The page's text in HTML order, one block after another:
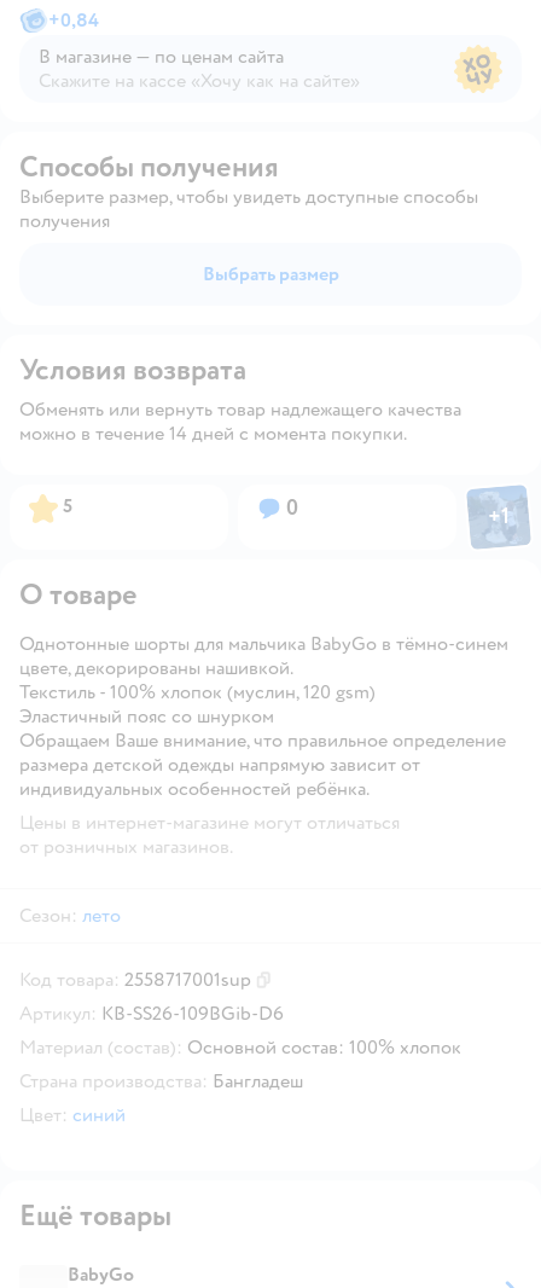
+0,84
В магазине — по ценам сайта
Скажите на кассе «Хочу как на сайте»
Способы получения
Выберите размер, чтобы увидеть доступные способы
получения
Выбрать размер
Условия возврата
Обменять или вернуть товар надлежащего качества
можно в течение 14 дней с момента покупки.
Рейтинг:
5 Вопросов:
0 Фото
+1
О товаре
Однотонные шорты для мальчика BabyGo в тёмно-синем
цвете, декорированы нашивкой.
Текстиль - 100% хлопок (муслин, 120 gsm)
Эластичный пояс со шнурком
Обращаем Ваше внимание, что правильное определение
размера детской одежды напрямую зависит от
индивидуальных особенностей ребёнка.
Цены в интернет-магазине могут отличаться
от розничных магазинов.
Сезон: лето
Код товара: 2558717001sup
Артикул: KB-SS26-109BGib-D6
Материал (состав): Основной состав: 100% хлопок
Страна производства: Бангладеш
Цвет: синий
Ещё товары
BabyGo